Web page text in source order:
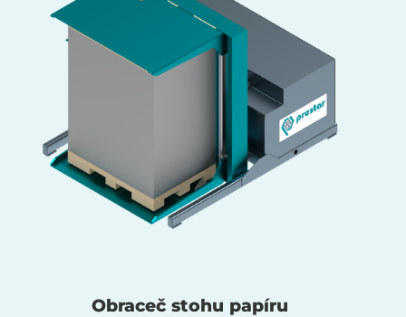
Obraceč stohu papíru